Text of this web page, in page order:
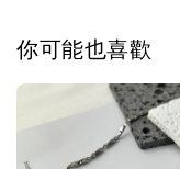
飾品禮物盒加價購
你可能也喜歡